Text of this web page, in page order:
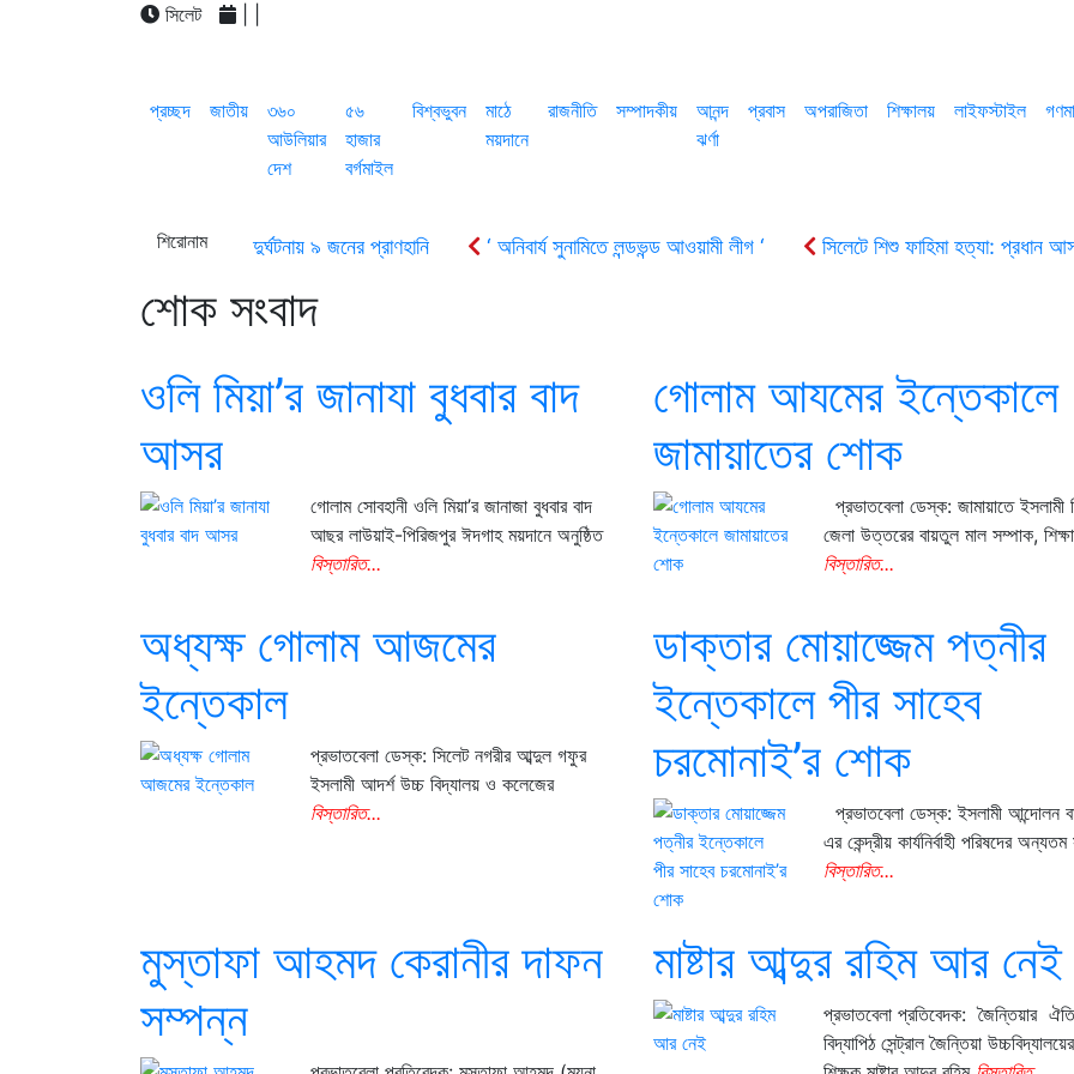
সিলেট
প্রচ্ছদ জাতীয়
৩৬০
আউলিয়ার
দেশ
৫৬
হাজার
বর্গমাইল
বিশ্বভুবন
মাঠে
ময়দানে
রাজনীতি সম্পাদকীয়
আনন্দ
ঝর্ণা
প্রবাস অপরাজিতা শিক্ষালয় লাইফস্টাইল
শিরোনাম
ওসমানীনগরে সড়ক দুর্ঘটনায় ৯ জনের প্রাণহানি ‘ অনিবার্য সুনামিতে লন্ডভন্ড আওয়ামী লীগ ‘ সিলেটে শিশু ফাহিমা হত্যা: প্রধান
সিলেটের নতুন ডিসি রেজা হাসান
শোক সংবাদ
ওলি মিয়া’র জানাযা বুধবার বাদ
আসর
গোলাম সোবহানী ওলি মিয়া’র জানাজা বুধবার বাদ
আছর লাউয়াই-পিরিজপুর ঈদগাহ ময়দানে অনুষ্ঠিত
বিস্তারিত...
গোলাম আযমের ইন্তেকালে
জামায়াতের শোক
প্রভাতবেলা ডেস্ক: জামায়াতে ইসলামী
জেলা উত্তরের বায়তুল মাল সম্পাক,
বিস্তারিত...
অধ্যক্ষ গোলাম আজমের
ইন্তেকাল
প্রভাতবেলা ডেস্ক: সিলেট নগরীর আব্দুল গফুর
ইসলামী আদর্শ উচ্চ বিদ্যালয় ও কলেজের
বিস্তারিত...
ডাক্তার মোয়াজ্জেম পত্নীর
ইন্তেকালে পীর সাহেব
চরমোনাই’র শোক
প্রভাতবেলা ডেস্ক: ইসলামী আন্দোলন
এর কেন্দ্রীয় কার্যনির্বাহী পরিষদের
বিস্তারিত...
মুস্তাফা আহমদ কেরানীর দাফন
সম্পন্ন
মাষ্টার আব্দুর রহিম আর নেই
প্রভাতবেলা প্রতিবেদক: জৈন্তিয়ার
বিদ্যাপিঠ সেন্ট্রাল জৈন্তিয়া